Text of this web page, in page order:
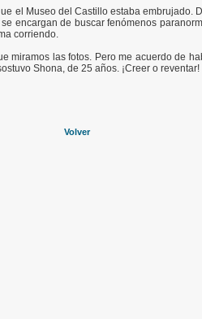
el Museo del Castillo estaba embrujado.
encargan de buscar fenómenos
corriendo.
miramos las fotos. Pero me acuerdo de
Shona, de 25 años. ¡Creer o reventar!
Volver